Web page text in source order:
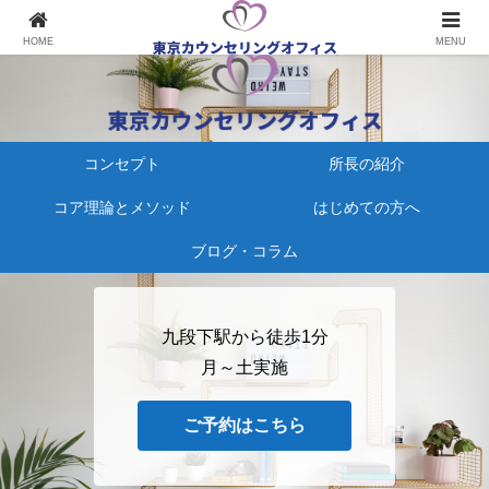
心療内科にかかる、その前に
コンセプト 所長の紹介
コア理論とメソッド はじめての方へ
ブログ・コラム
九段下駅から徒歩1分
月～土実施
ご予約はこちら
HOME MENU